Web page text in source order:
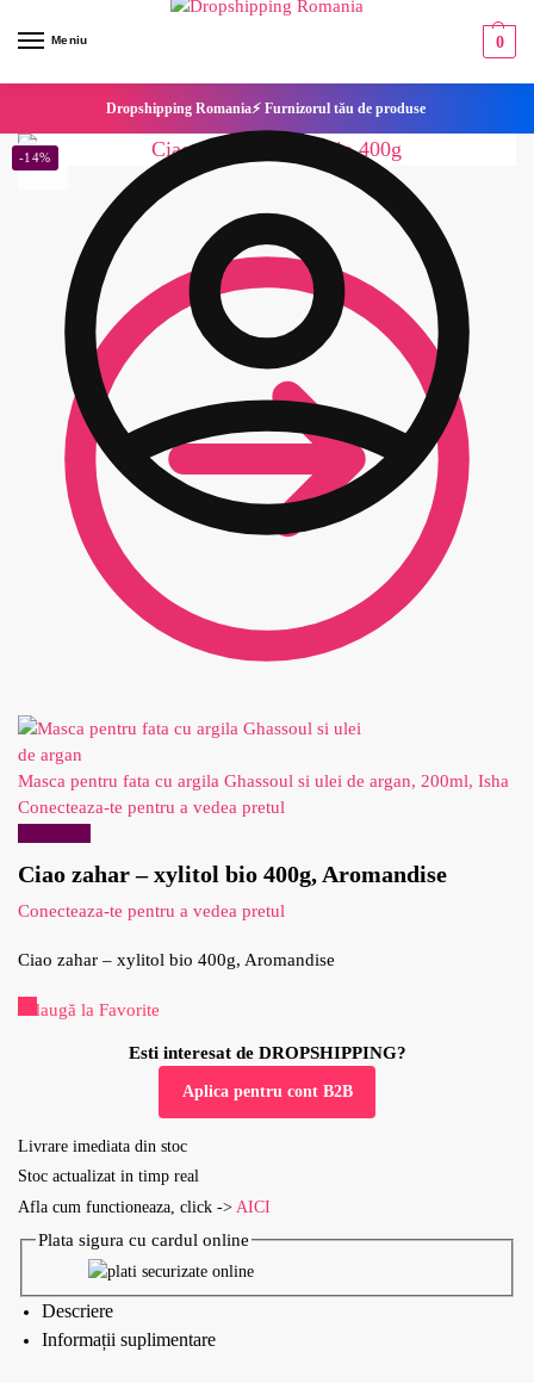
Meniu 0
Dropshipping Romania⚡ Furnizorul tău de produse
Masca pentru fata cu argila Ghassoul si ulei de argan, 200ml, Isha
Conecteaza-te pentru a vedea pretul
Ciao zahar – xylitol bio 400g, Aromandise
Conecteaza-te pentru a vedea pretul
-14%
Ciao zahar – xylitol bio 400g, Aromandise
Adaugă la Favorite
Esti interesat de DROPSHIPPING?
Aplica pentru cont B2B
Livrare imediata din stoc
Stoc actualizat in timp real
Afla cum functioneaza, click -> AICI
Plata sigura cu cardul online
Descriere
Informații suplimentare